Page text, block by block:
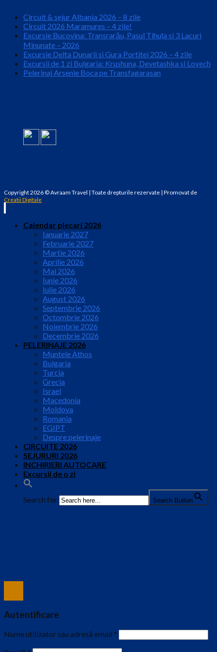
Circuit & sejur Albania 2026 – 8 zile
Circuit 2026 Maramures – 4 zile!
Excursie Bucovina: Transrarău, Pasul Tihuța si 3 Lacuri
Minunate – 2026
Excursie Delta Dunarii si Gura Portitei 2026 – 4 zile
Excursii de 1 zi Bulgaria: Krushuna, Devetashka si Lovech
Pelerinaj Arsenie Boca pe Transfagarasan
Copyright 2026 © Avraam Travel | Toate drepturile rezervate | Promovat de
Creatii Digitale
Calendar plecari 2026
Ianuarie 2027
Februarie 2027
Martie 2026
Aprilie 2026
Mai 2026
Iunie 2026
Iulie 2026
August 2026
Septembrie 2026
Octombrie 2026
Noiembrie 2026
Decembrie 2026
PELERINAJE 2026
Muntele Athos
Bulgaria
Turcia
Grecia
Israel
Macedonia
Moldova
Romania
EGIPT
Despre pelerinaje
CIRCUITE 2026
SEJURURI 2026
INCHIRIERI AUTOCARE
Excursii de o zi
Search for: Search Button
Autentificare
Nume utilizator sau adresă email *